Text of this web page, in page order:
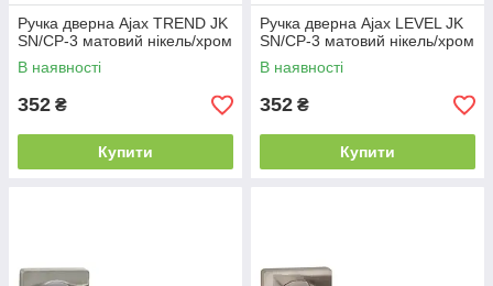
Ручка дверна Ajax TREND JK
SN/CP-3 матовий нікель/хром
В наявності
352 ₴
Купити
Ручка дверна Ajax LEVEL JK
SN/CP-3 матовий нікель/хром
В наявності
352 ₴
Купити